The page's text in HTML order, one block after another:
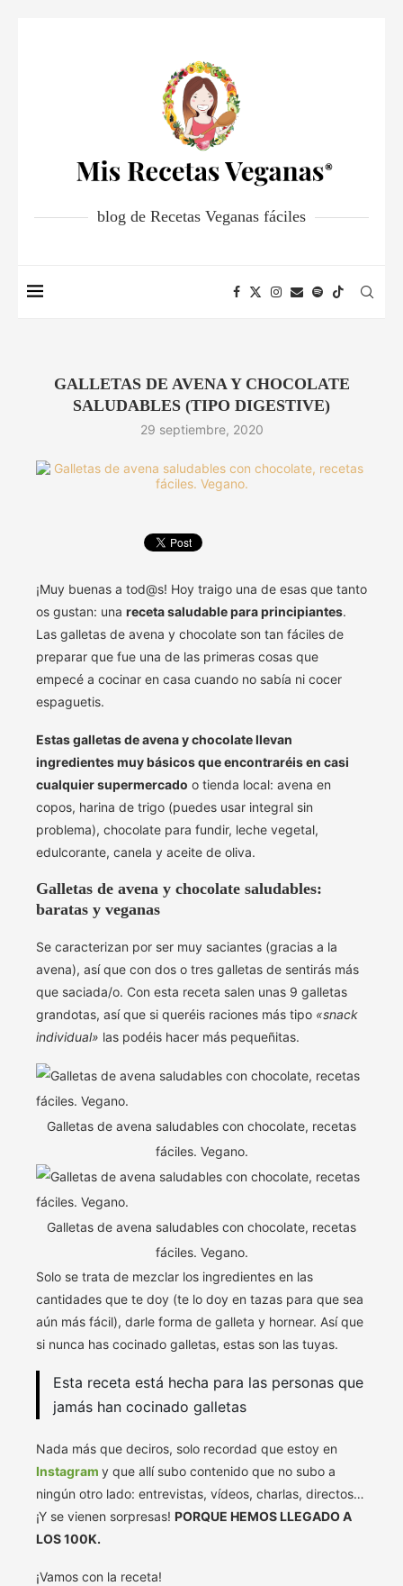
blog de Recetas Veganas fáciles
GALLETAS DE AVENA Y CHOCOLATE
SALUDABLES (TIPO DIGESTIVE)
29 septiembre, 2020
¡Muy buenas a tod@s! Hoy traigo una de esas que tanto
os gustan: una receta saludable para principiantes.
Las galletas de avena y chocolate son tan fáciles de
preparar que fue una de las primeras cosas que
empecé a cocinar en casa cuando no sabía ni cocer
espaguetis.
Estas galletas de avena y chocolate llevan
ingredientes muy básicos que encontraréis en casi
cualquier supermercado o tienda local: avena en
copos, harina de trigo (puedes usar integral sin
problema), chocolate para fundir, leche vegetal,
edulcorante, canela y aceite de oliva.
Galletas de avena y chocolate saludables:
baratas y veganas
Se caracterizan por ser muy saciantes (gracias a la
avena), así que con dos o tres galletas de sentirás más
que saciada/o. Con esta receta salen unas 9 galletas
grandotas, así que si queréis raciones más tipo «snack
individual» las podéis hacer más pequeñitas.
Galletas de avena saludables con chocolate, recetas
fáciles. Vegano.
Galletas de avena saludables con chocolate, recetas
fáciles. Vegano.
Solo se trata de mezclar los ingredientes en las
cantidades que te doy (te lo doy en tazas para que sea
aún más fácil), darle forma de galleta y hornear. Así que
si nunca has cocinado galletas, estas son las tuyas.
Esta receta está hecha para las personas que
jamás han cocinado galletas
Nada más que deciros, solo recordad que estoy en
Instagram y que allí subo contenido que no subo a
ningún otro lado: entrevistas, vídeos, charlas, directos…
¡Y se vienen sorpresas! PORQUE HEMOS LLEGADO A
LOS 100K.
¡Vamos con la receta!